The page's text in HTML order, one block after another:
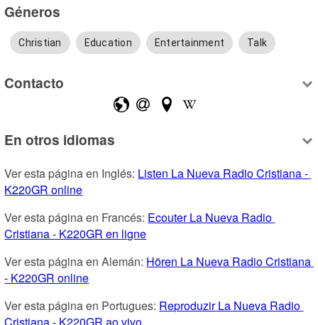
Géneros
Christian Education Entertainment Talk
Contacto
En otros idiomas
Ver esta página en Inglés: Listen La Nueva Radio Cristiana -
K220GR online
Ver esta página en Francés: Ecouter La Nueva Radio
Cristiana - K220GR en ligne
Ver esta página en Alemán: Hören La Nueva Radio Cristiana
- K220GR online
Ver esta página en Portugues: Reproduzir La Nueva Radio
Cristiana - K220GR ao vivo